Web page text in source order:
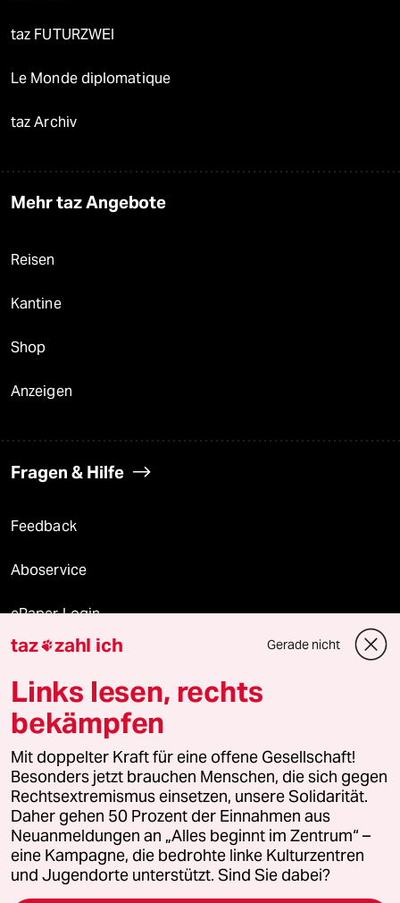
taz FUTURZWEI
Le Monde diplomatique
taz Archiv
Mehr taz Angebote
Reisen
Kantine
Shop
Anzeigen
Fragen & Hilfe
Feedback
Aboservice
ePaper Login
Downloads für Abonnierende
© 2026 taz Verlags und Vertriebs GmbH
Alle Rechte vorbehalten. Bei rechtlichen Fragen oder für Genehmigungen
wenden Sie sich bitte an
lizenzen@taz.de
Feedback Redaktionsstatut Kommune-Richtlinien
Leitlinie Informant Datenschutz Impressum AGB
taz zahl ich Gerade nicht
Links lesen, rechts
bekämpfen
Mit doppelter Kraft für eine offene Gesellschaft!
Besonders jetzt brauchen Menschen, die sich gegen
Rechtsextremismus einsetzen, unsere Solidarität.
Daher gehen 50 Prozent der Einnahmen aus
Neuanmeldungen an „Alles beginnt im Zentrum“ –
eine Kampagne, die bedrohte linke Kulturzentren
und Jugendorte unterstützt. Sind Sie dabei?